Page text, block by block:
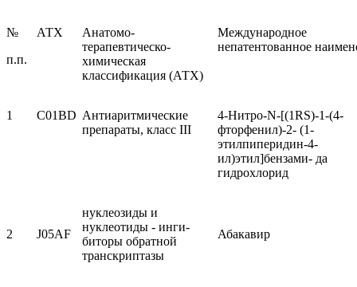
№
п.п.
АТХ
Анатомо-
терапевтическо­
химическая
классификация (АТХ)
Международное
непатентованное
1 C01BD Антиаритмические
препараты, класс III
4-Нитро-N-[(1RS)-1-(4-
фторфенил)-2- (1-
этилпиперидин-4-
ил)этил]бензами- да
гидрохлорид
2 J05AF
нуклеозиды и
нуклеотиды - инги­
биторы обратной
транскриптазы
Абакавир